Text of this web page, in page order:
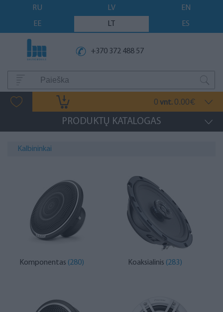
RU LV
EN
EE
LT ES
+370 372 488 57
0 vnt. 0.00€
PRODUKTŲ KATALOGAS
Kalbininkai
Komponentas (280) Koaksialinis (283)